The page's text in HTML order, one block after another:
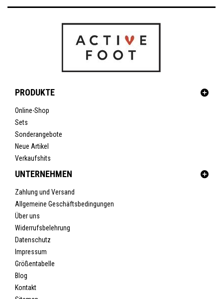
PRODUKTE
Online-Shop
Sets
Sonderangebote
Neue Artikel
Verkaufshits
UNTERNEHMEN
Zahlung und Versand
Allgemeine Geschäftsbedingungen
Über uns
Widerrufsbelehrung
Datenschutz
Impressum
Größentabelle
Blog
Kontakt